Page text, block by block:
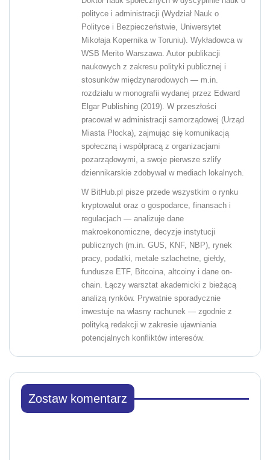
polityce i administracji (Wydział Nauk o
Polityce i Bezpieczeństwie, Uniwersytet
Mikołaja Kopernika w Toruniu). Wykładowca w
WSB Merito Warszawa. Autor publikacji
naukowych z zakresu polityki publicznej i
stosunków międzynarodowych — m.in.
rozdziału w monografii wydanej przez Edward
Elgar Publishing (2019). W przeszłości
pracował w administracji samorządowej (Urząd
Miasta Płocka), zajmując się komunikacją
społeczną i współpracą z organizacjami
pozarządowymi, a swoje pierwsze szlify
dziennikarskie zdobywał w mediach lokalnych.
W BitHub.pl pisze przede wszystkim o rynku
kryptowalut oraz o gospodarce, finansach i
regulacjach — analizuje dane
makroekonomiczne, decyzje instytucji
publicznych (m.in. GUS, KNF, NBP), rynek
pracy, podatki, metale szlachetne, giełdy,
fundusze ETF, Bitcoina, altcoiny i dane on-
chain. Łączy warsztat akademicki z bieżącą
analizą rynków. Prywatnie sporadycznie
inwestuje na własny rachunek — zgodnie z
polityką redakcji w zakresie ujawniania
potencjalnych konfliktów interesów.
Zostaw komentarz